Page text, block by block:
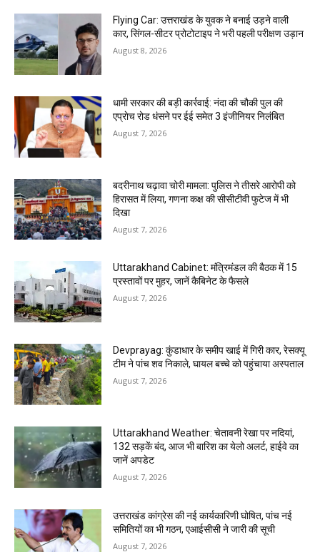
Flying Car: उत्तराखंड के युवक ने बनाई उड़ने वाली
कार, सिंगल-सीटर प्रोटोटाइप ने भरी पहली परीक्षण उड़ान
August 8, 2026
धामी सरकार की बड़ी कार्रवाई: नंदा की चौकी पुल की
एप्राेच रोड धंसने पर ईई समेत 3 इंजीनियर निलंबित
August 7, 2026
बदरीनाथ चढ़ावा चोरी मामला: पुलिस ने तीसरे आरोपी को
हिरासत में लिया, गणना कक्ष की सीसीटीवी फुटेज में भी
दिखा
August 7, 2026
Uttarakhand Cabinet: मंत्रिमंडल की बैठक में 15
प्रस्तावों पर मुहर, जानें कैबिनेट के फैसले
August 7, 2026
Devprayag: कुंडाधार के समीप खाई में गिरी कार, रेसक्यू
टीम ने पांच शव निकाले, घायल बच्चे को पहुंचाया अस्पताल
August 7, 2026
Uttarakhand Weather: चेतावनी रेखा पर नदियां,
132 सड़कें बंद, आज भी बारिश का येलो अलर्ट, हाईवे का
जानें अपडेट
August 7, 2026
उत्तराखंड कांग्रेस की नई कार्यकारिणी घोषित, पांच नई
समितियों का भी गठन, एआईसीसी ने जारी की सूची
August 7, 2026